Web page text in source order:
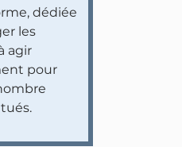
dédiée
les
agir
pour